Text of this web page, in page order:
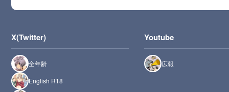
X(Twitter)
全年齢
English R18
Youtube
広報